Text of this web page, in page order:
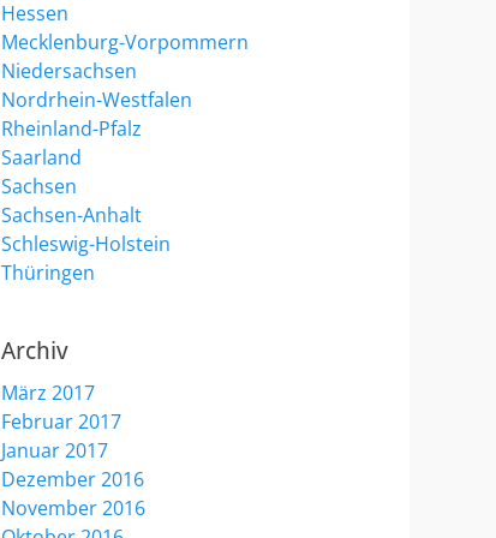
Hessen
Mecklenburg-Vorpommern
Niedersachsen
Nordrhein-Westfalen
Rheinland-Pfalz
Saarland
Sachsen
Sachsen-Anhalt
Schleswig-Holstein
Thüringen
Archiv
März 2017
Februar 2017
Januar 2017
Dezember 2016
November 2016